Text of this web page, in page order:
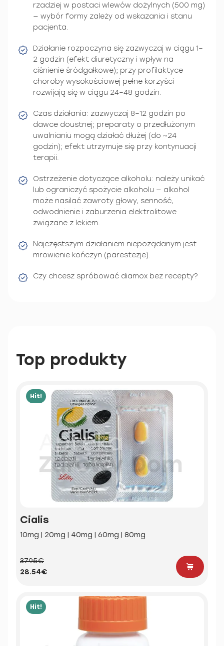
rzadziej w postaci wlewów dożylnych (500 mg)
— wybór formy zależy od wskazania i stanu
pacjenta.
Działanie rozpoczyna się zazwyczaj w ciągu 1–
2 godzin (efekt diuretyczny i wpływ na
ciśnienie śródgałkowe); przy profilaktyce
choroby wysokościowej pełne korzyści
rozwijają się w ciągu 24–48 godzin.
Czas działania: zazwyczaj 8–12 godzin po
dawce doustnej; preparaty o przedłużonym
uwalnianiu mogą działać dłużej (do ~24
godzin); efekt utrzymuje się przy kontynuacji
terapii.
Ostrzeżenie dotyczące alkoholu: należy unikać
lub ograniczyć spożycie alkoholu — alkohol
może nasilać zawroty głowy, senność,
odwodnienie i zaburzenia elektrolitowe
związane z lekiem.
Najczęstszym działaniem niepożądanym jest
mrowienie kończyn (parestezje).
Czy chcesz spróbować diamox bez recepty?
Top produkty
Hit!
Cialis
10mg | 20mg | 40mg | 60mg | 80mg
37.95€
28.54€
Hit!